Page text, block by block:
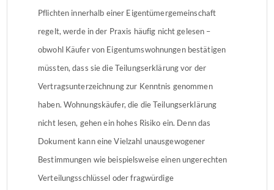
Pflichten innerhalb einer Eigentümergemeinschaft
regelt, werde in der Praxis häufig nicht gelesen –
obwohl Käufer von Eigentumswohnungen bestätigen
müssten, dass sie die Teilungserklärung vor der
Vertragsunterzeichnung zur Kenntnis genommen
haben. Wohnungskäufer, die die Teilungserklärung
nicht lesen, gehen ein hohes Risiko ein. Denn das
Dokument kann eine Vielzahl unausgewogener
Bestimmungen wie beispielsweise einen ungerechten
Verteilungsschlüssel oder fragwürdige